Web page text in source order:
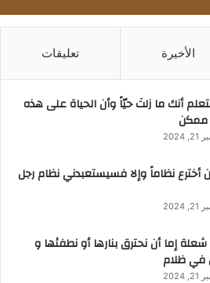
الأخيرة تعليقات
أنك ما زلتَ حيّاً وأن الحياة على هذه
ممكن
أخترع نظاماً وإلا فسيستعبدني نظام رجل
شعلة إما أن نحترق بنارها أو نطفئها و
ظلام